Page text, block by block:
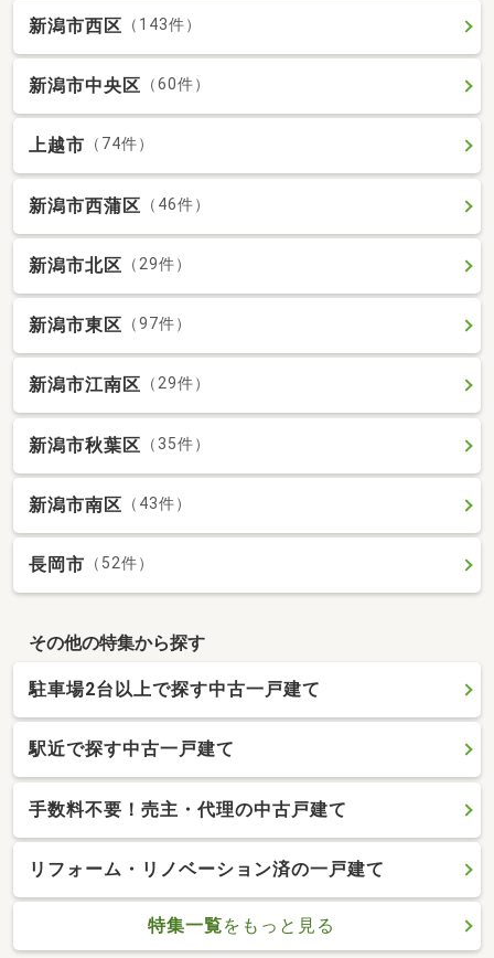
新潟市西区 （143件）
新潟市中央区 （60件）
上越市 （74件）
新潟市西蒲区 （46件）
新潟市北区 （29件）
新潟市東区 （97件）
新潟市江南区 （29件）
新潟市秋葉区 （35件）
新潟市南区 （43件）
長岡市 （52件）
その他の特集から探す
駐車場2台以上で探す中古一戸建て
駅近で探す中古一戸建て
手数料不要！売主・代理の中古戸建て
リフォーム・リノベーション済の一戸建て
特集一覧をもっと見る